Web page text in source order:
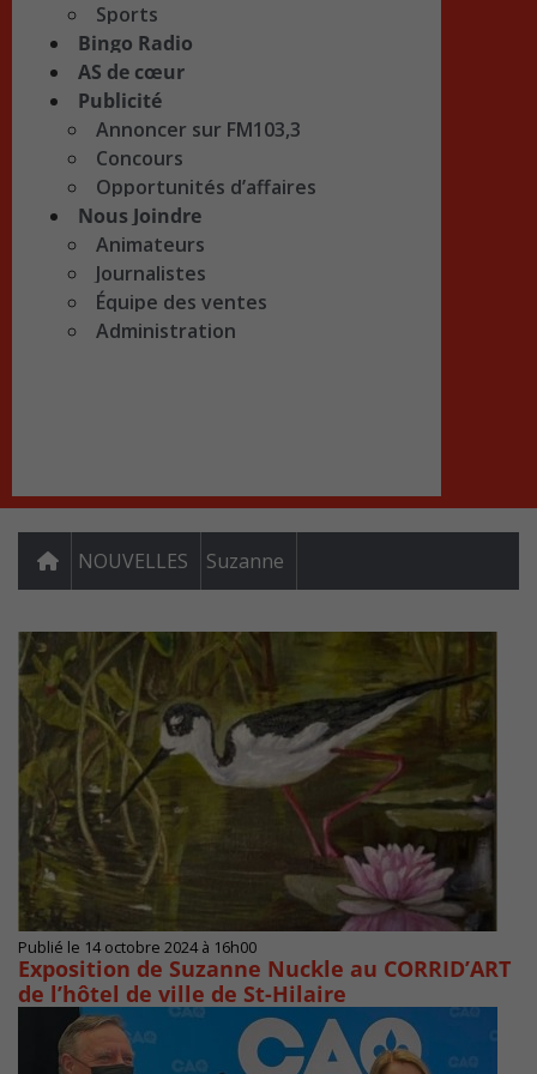
Sports
Bingo Radio
AS de cœur
Publicité
Annoncer sur FM103,3
Concours
Opportunités d’affaires
Nous Joindre
Animateurs
Journalistes
Équipe des ventes
Administration
NOUVELLES Suzanne
Publié le 14 octobre 2024 à 16h00
Exposition de Suzanne Nuckle au CORRID’ART
de l’hôtel de ville de St-Hilaire